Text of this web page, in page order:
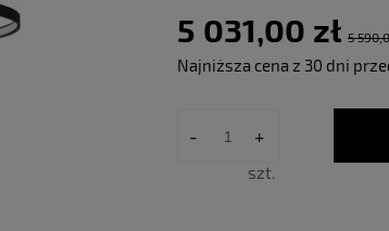
5 031,00 zł 5
Najniższa cena z 30 dni
Jeżeli
30 dni,
- +
szt.